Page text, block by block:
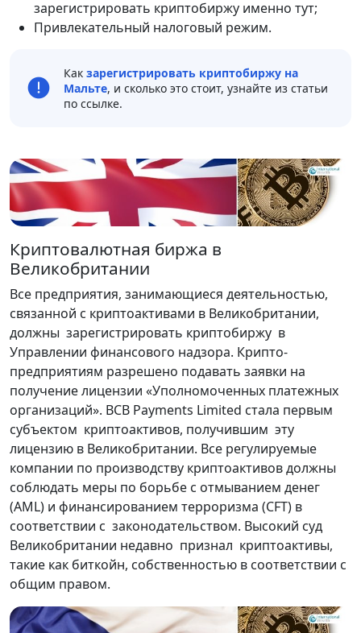
зарегистрировать криптобиржу именно тут;
Привлекательный налоговый режим.
Как зарегистрировать криптобиржу на
Мальте, и сколько это стоит, узнайте из статьи
по ссылке.
Криптовалютная биржа в
Великобритании
Все предприятия, занимающиеся деятельностью,
связанной с криптоактивами в Великобритании,
должны зарегистрировать криптобиржу в
Управлении финансового надзора. Крипто-
предприятиям разрешено подавать заявки на
получение лицензии «Уполномоченных платежных
организаций». BCB Payments Limited стала первым
субъектом криптоактивов, получившим эту
лицензию в Великобритании. Все регулируемые
компании по производству криптоактивов должны
соблюдать меры по борьбе с отмыванием денег
(AML) и финансированием терроризма (CFT) в
соответствии с законодательством. Высокий суд
Великобритании недавно признал криптоактивы,
такие как биткойн, собственностью в соответствии с
общим правом.